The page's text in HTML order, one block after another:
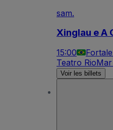
sam.
Xinglau e A
15:00
Teatro
Voir les billets